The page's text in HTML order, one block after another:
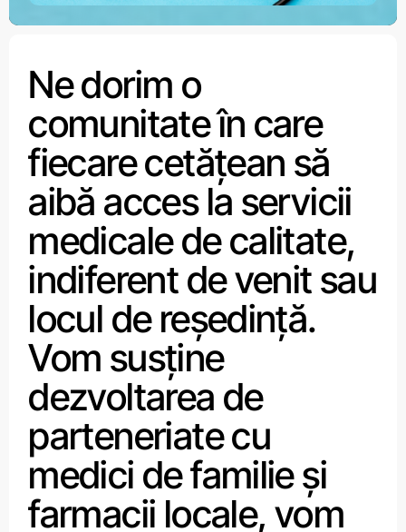
Ne dorim o
comunitate în care
fiecare cetățean să
aibă acces la servicii
medicale de calitate,
indiferent de venit sau
locul de reședință.
Vom susține
dezvoltarea de
parteneriate cu
medici de familie și
farmacii locale, vom